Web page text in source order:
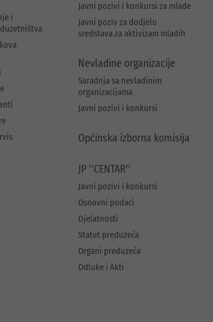
i
Javni pozivi i konkursi za mlade
Javni poziv za dodjelu
sredstava za aktivizam mladih
Nevladine organizacije
Saradnja sa nevladinim
organizacijama
Javni pozivi i konkursi
Općinska izborna komisija
JP ''CENTAR''
Javni pozivi i konkursi
Osnovni podaci
Djelatnosti
Statut preduzeća
Organi preduzeća
Odluke i Akti